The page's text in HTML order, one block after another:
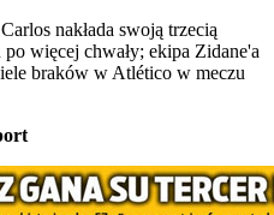
nakłada swoją trzecią
więcej chwały; ekipa Zidane'a
braków w Atlético w meczu